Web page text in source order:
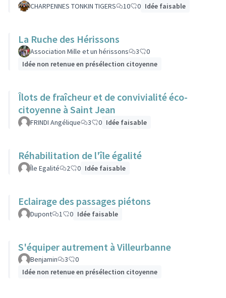
CHARPENNES TONKIN TIGERS 10 0 Idée faisable
La Ruche des Hérissons
Association Mille et un hérissons 3
0
Idée non retenue en présélection citoyenne
Îlots de fraîcheur et de convivialité éco-
citoyenne à Saint Jean
FRINDI Angélique 3 0 Idée faisable
Réhabilitation de l'île égalité
Île Egalité 2 0 Idée faisable
Eclairage des passages piétons
Dupont 1 0 Idée faisable
S'équiper autrement à Villeurbanne
Benjamin 3
0
Idée non retenue en présélection citoyenne